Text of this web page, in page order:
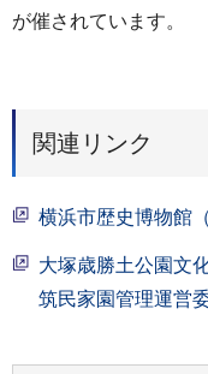
が催されています。
関連リンク
横浜市歴史博物館
大塚歳勝土公園文
筑民家園管理運営